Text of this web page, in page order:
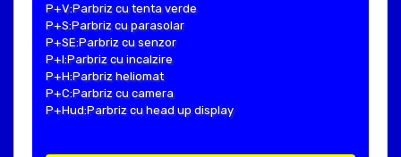
P+V:Parbriz cu tenta verde
P+S:Parbriz cu parasolar
P+SE:Parbriz cu senzor
P+I:Parbriz cu incalzire
P+H:Parbriz heliomat
P+C:Parbriz cu camera
P+Hud:Parbriz cu head up display